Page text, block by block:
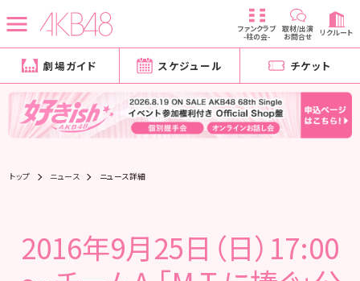
ファンクラブ
-柱の会-
取材/出演
お問合せ リクルート
劇場ガイド スケジュール チケット
トップ ニュース ニュース詳細
2016年9月25日（日）17:00